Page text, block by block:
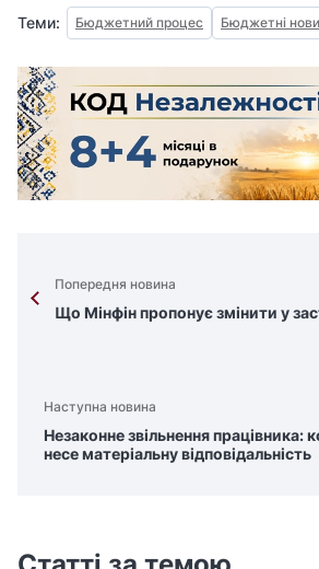
Теми: Бюджетний процес Бюджетні
Попередня новина
Що Мінфін пропонує змінити у
Наступна новина
Незаконне звільнення працівника:
несе матеріальну відповідальність